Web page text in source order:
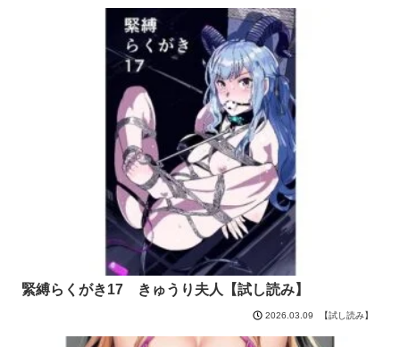
緊縛らくがき17 きゅうり夫人【試し読み】
2026.03.09 【試し読み】